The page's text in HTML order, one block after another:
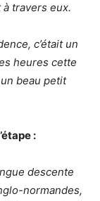
travers eux.
c’était un
heures cette
beau petit
:
descente
normandes,